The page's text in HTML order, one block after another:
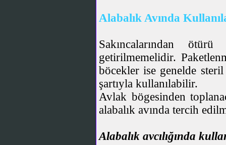
Alabalık Avında
Sakıncalarından
getirilmemelidir.
böcekler ise genelde
şartıyla kullanılabilir.
Avlak bögesinden
alabalık avında tercih
Alabalık avcılığında